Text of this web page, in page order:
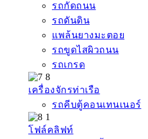
รถกัดถนน
รถดันดิน
แพล้นยางมะตอย
รถขูดไสผิวถนน
รถเกรด
เครื่องจักรท่าเรือ
รถคีบตู้คอนเทนเนอร์
โฟล์คลิฟท์